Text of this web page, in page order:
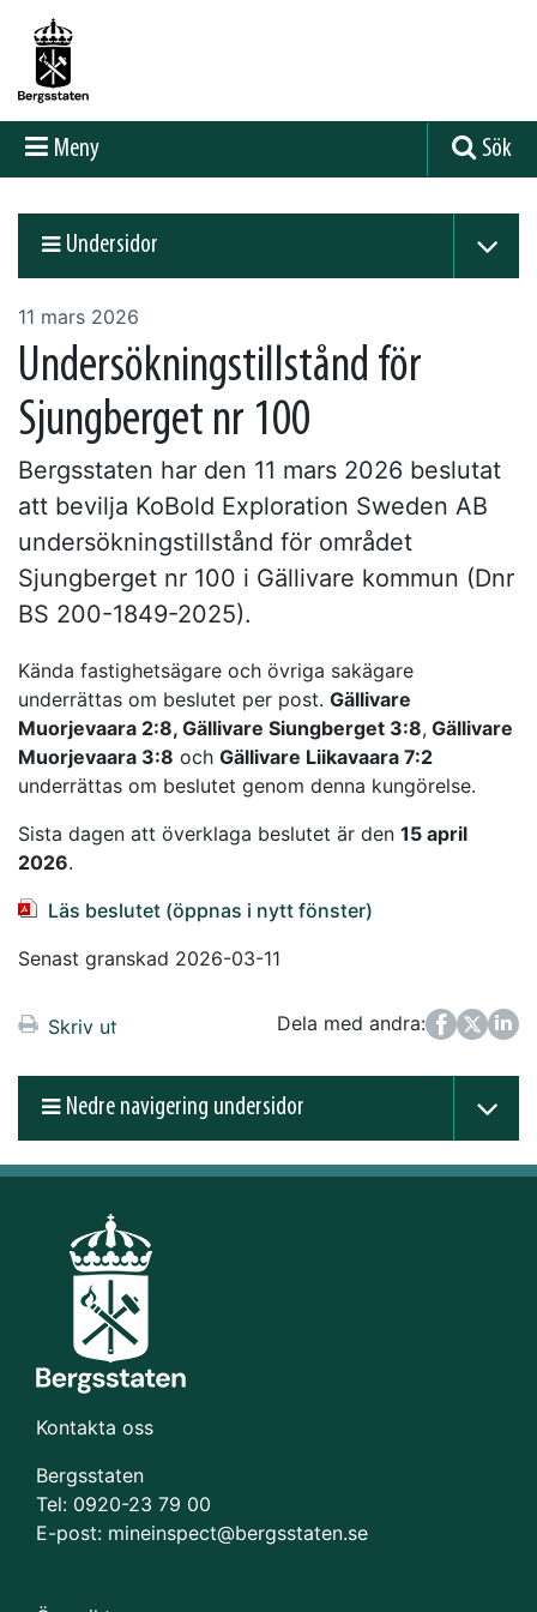
Meny Sök
Undersidor
11 mars 2026
Undersökningstillstånd för
Sjungberget nr 100
Bergsstaten har den 11 mars 2026 beslutat
att bevilja KoBold Exploration Sweden AB
undersökningstillstånd för området
Sjungberget nr 100 i Gällivare kommun (Dnr
BS 200-1849-2025).
Kända fastighetsägare och övriga sakägare
underrättas om beslutet per post. Gällivare
Muorjevaara 2:8, Gällivare Siungberget 3:8, Gällivare
Muorjevaara 3:8 och Gällivare Liikavaara 7:2
underrättas om beslutet genom denna kungörelse.
Sista dagen att överklaga beslutet är den 15 april
2026.
Läs beslutet (öppnas i nytt fönster)
Senast granskad 2026-03-11
Skriv ut Dela med andra:
FacebookTwitter
LinkedIn
Nedre navigering undersidor
Kontakta oss
Bergsstaten
Tel: 0920-23 79 00
E-post: mineinspect@bergsstaten.se